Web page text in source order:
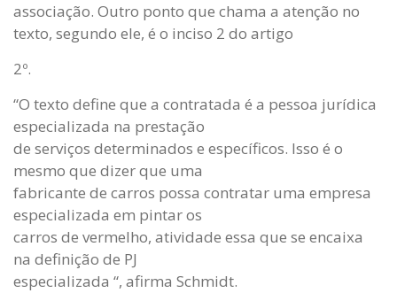
associação. Outro ponto que chama a atenção no
texto, segundo ele, é o inciso 2 do artigo
2º.
“O texto define que a contratada é a pessoa jurídica
especializada na prestação
de serviços determinados e específicos. Isso é o
mesmo que dizer que uma
fabricante de carros possa contratar uma empresa
especializada em pintar os
carros de vermelho, atividade essa que se encaixa
na definição de PJ
especializada “, afirma Schmidt.